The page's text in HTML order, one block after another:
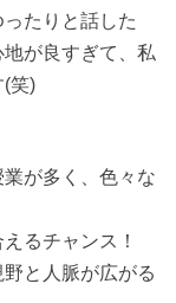
たりと話した
が良すぎて、私
(笑)
が多く、色々な
えるチャンス！
と人脈が広がる